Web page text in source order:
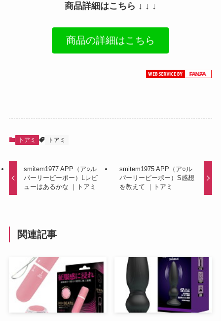
商品詳細はこちら ↓ ↓ ↓
商品の詳細はこちら
トアミ トアミ
smitem1977 APP（ア○ル
パーリーピーポー）Lレビ
ューはあるかな ｜トアミ
smitem1975 APP（ア○ル
パーリーピーポー）S感想
を教えて ｜トアミ
関連記事